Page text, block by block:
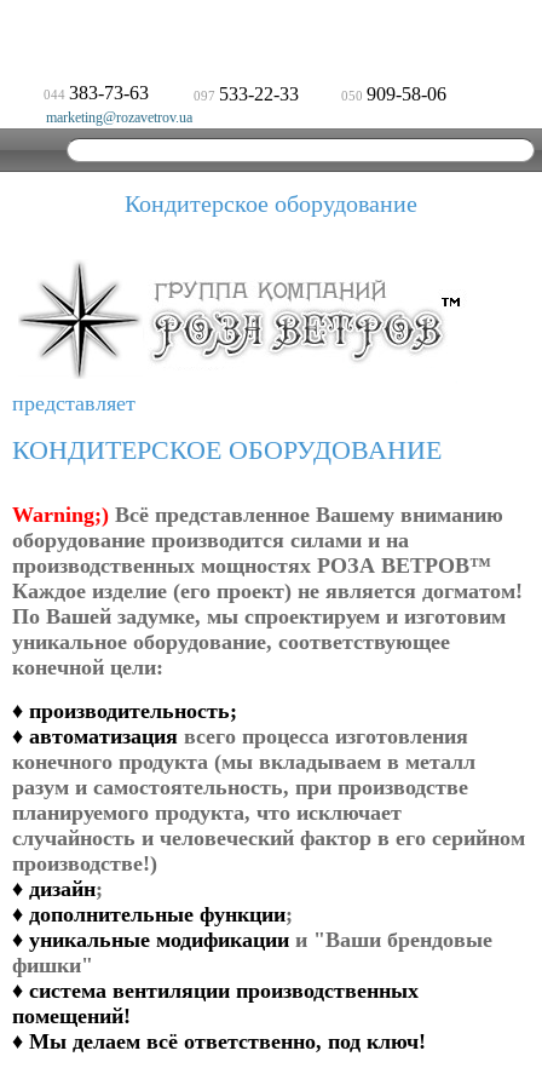
044 383-73-63 097 533-22-33 050 909-58-06
marketing@rozavetrov.ua
Кондитерское оборудование
представляет
КОНДИТЕРСКОЕ ОБОРУДОВАНИЕ
Warning;) Всё представленное Вашему вниманию
оборудование производится силами и на
производственных мощностях РОЗА ВЕТРОВ™
Каждое изделие (его проект) не является догматом!
По Вашей задумке, мы спроектируем и изготовим
уникальное оборудование, соответствующее
конечной цели:
♦ производительность;
♦ автоматизация всего процесса изготовления
конечного продукта (мы вкладываем в металл
разум и самостоятельность, при производстве
планируемого продукта, что исключает
случайность и человеческий фактор в его серийном
производстве!)
♦ дизайн;
♦ дополнительные функции;
♦ уникальные модификации и "Ваши брендовые
фишки"
♦ система вентиляции производственных
помещений!
♦ Мы делаем всё ответственно, под ключ!